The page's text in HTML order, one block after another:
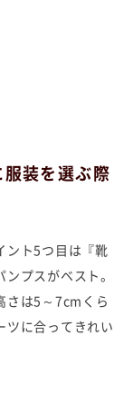
服装を選ぶ際
ント5つ目は『靴
プスがベスト。
さは5～7cmくら
ツに合ってきれい